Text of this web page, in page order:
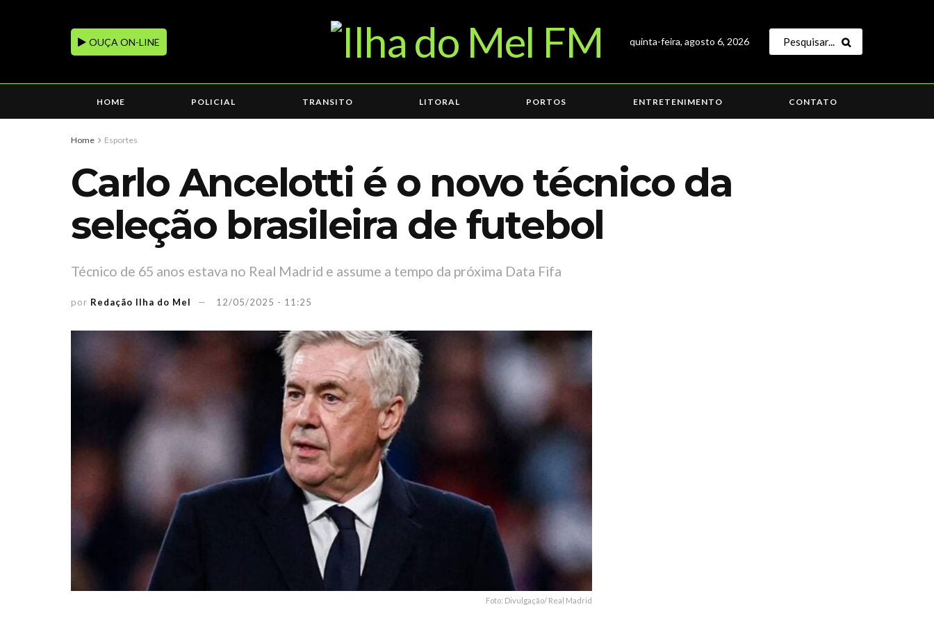
OUÇA ON-LINE quinta-feira, agosto 6, 2026
HOME POLICIAL TRANSITO LITORAL PORTOS ENTRETENIMENTO CONTATO
Home Esportes
Carlo Ancelotti é o novo técnico da
seleção brasileira de futebol
Técnico de 65 anos estava no Real Madrid e assume a tempo da próxima Data Fifa
por Redação Ilha do Mel 12/05/2025 - 11:25
Foto: Divulgação/ Real Madrid